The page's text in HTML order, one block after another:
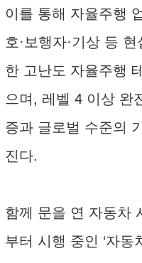
이를 통해 자율주행
호·보행자·기상 등
한 고난도 자율주행
으며, 레벨 4 이상 완
증과 글로벌 수준의
진다.
함께 문을 연 자동차
부터 시행 중인 ‘자동